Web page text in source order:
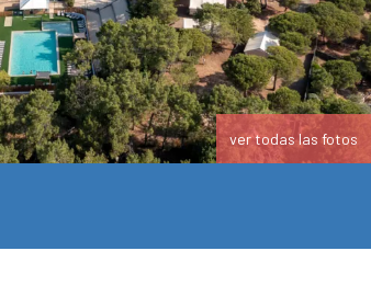
ver todas las fotos